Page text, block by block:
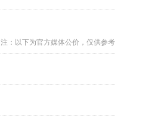
注：以下为官方媒体公价，仅供参考